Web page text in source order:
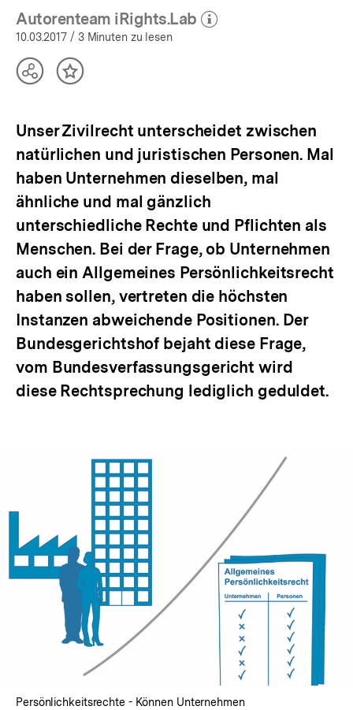
Autorenteam iRights.Lab
(Mehr zum Autor)
10.03.2017 / 3 Minuten zu lesen
TeilenInhalt
Unser Zivilrecht unterscheidet zwischen
natürlichen und juristischen Personen. Mal
haben Unternehmen dieselben, mal
ähnliche und mal gänzlich
unterschiedliche Rechte und Pflichten als
Menschen. Bei der Frage, ob Unternehmen
auch ein Allgemeines Persönlichkeitsrecht
haben sollen, vertreten die höchsten
Instanzen abweichende Positionen. Der
Bundesgerichtshof bejaht diese Frage,
vom Bundesverfassungsgericht wird
diese Rechtsprechung lediglich geduldet.
Persönlichkeitsrechte - Können Unternehmen